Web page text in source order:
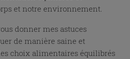
et notre environnement.
donner mes astuces
de manière saine et
choix alimentaires équilibrés